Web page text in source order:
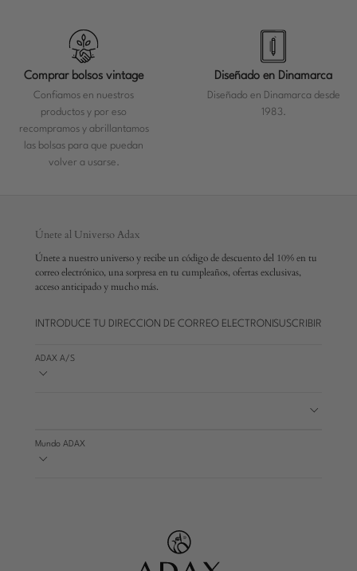
Comprar bolsos vintage
Confiamos en nuestros
productos y por eso
recompramos y abrillantamos
las bolsas para que puedan
volver a usarse.
Diseñado en Dinamarca
Diseñado en Dinamarca desde
1983.
ADAX A/S
Mundo ADAX
Únete al Universo Adax
Únete a nuestro universo y recibe un código de descuento del 10% en tu
correo electrónico, una sorpresa en tu cumpleaños, ofertas exclusivas,
acceso anticipado y mucho más.
SUSCRIBIR